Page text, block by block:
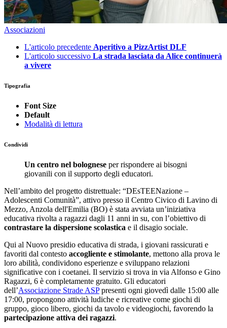
Associazioni
L'articolo precedente Aperitivo a PizzArtist DLF
L'articolo successivo La strada lasciata da Alice continuerà
a vivere
Tipografia
Font Size
Default
Modalità di lettura
Condividi
Un centro nel bolognese per rispondere ai bisogni
giovanili con il supporto degli educatori.
Nell’ambito del progetto distrettuale: “DEsTEENazione –
Adolescenti Comunità”, attivo presso il Centro Civico di Lavino di
Mezzo, Anzola dell'Emilia (BO) è stata avviata un’iniziativa
educativa rivolta a ragazzi dagli 11 anni in su, con l’obiettivo di
contrastare la dispersione scolastica e il disagio sociale.
Qui al Nuovo presidio educativa di strada, i giovani rassicurati e
favoriti dal contesto accogliente e stimolante, mettono alla prova le
loro abilità, condividono esperienze e sviluppano relazioni
significative con i coetanei. Il servizio si trova in via Alfonso e Gino
Ragazzi, 6 è completamente gratuito. Gli educatori
dell’Associazione Strade ASPpresenti ogni giovedì dalle 15:00 alle
17:00, propongono attività ludiche e ricreative come giochi di
gruppo, gioco libero, giochi da tavolo e videogiochi, favorendo la
partecipazione attiva dei ragazzi.